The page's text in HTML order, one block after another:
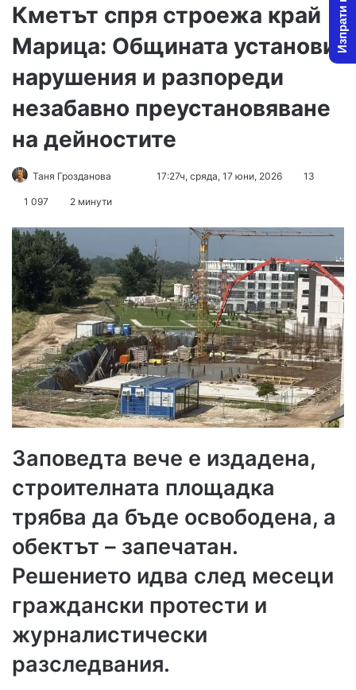
Кметът спря строежа край
Марица: Общината установи
нарушения и разпореди
незабавно преустановяване
на дейностите
Таня Грозданова
Send17:27ч, сряда, 17 юни, 2026 13
1 097 2 минути
Заповедта вече е издадена,
строителната площадка
трябва да бъде освободена, а
обектът – запечатан.
Решението идва след месеци
граждански протести и
журналистически
разследвания.